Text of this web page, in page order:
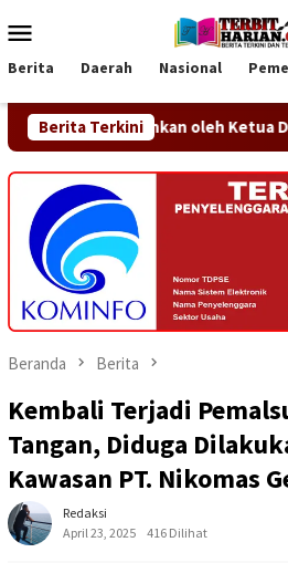
ke
kontenMobile
Berita Daerah Nasional
Berita Terkini
oleh Ketua DPP GEMAS
Beranda Berita
Kembali Terjadi
Tangan, Diduga
Kawasan PT. Nikomas
Redaksi
April 23, 2025
416 Dilihat